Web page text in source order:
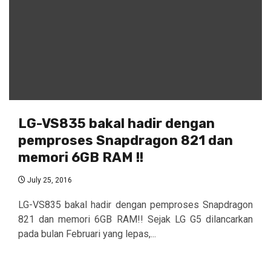
LG-VS835 bakal hadir dengan
pemproses Snapdragon 821 dan
memori 6GB RAM !!
July 25, 2016
LG-VS835 bakal hadir dengan pemproses Snapdragon
821 dan memori 6GB RAM!! Sejak LG G5 dilancarkan
pada bulan Februari yang lepas,...